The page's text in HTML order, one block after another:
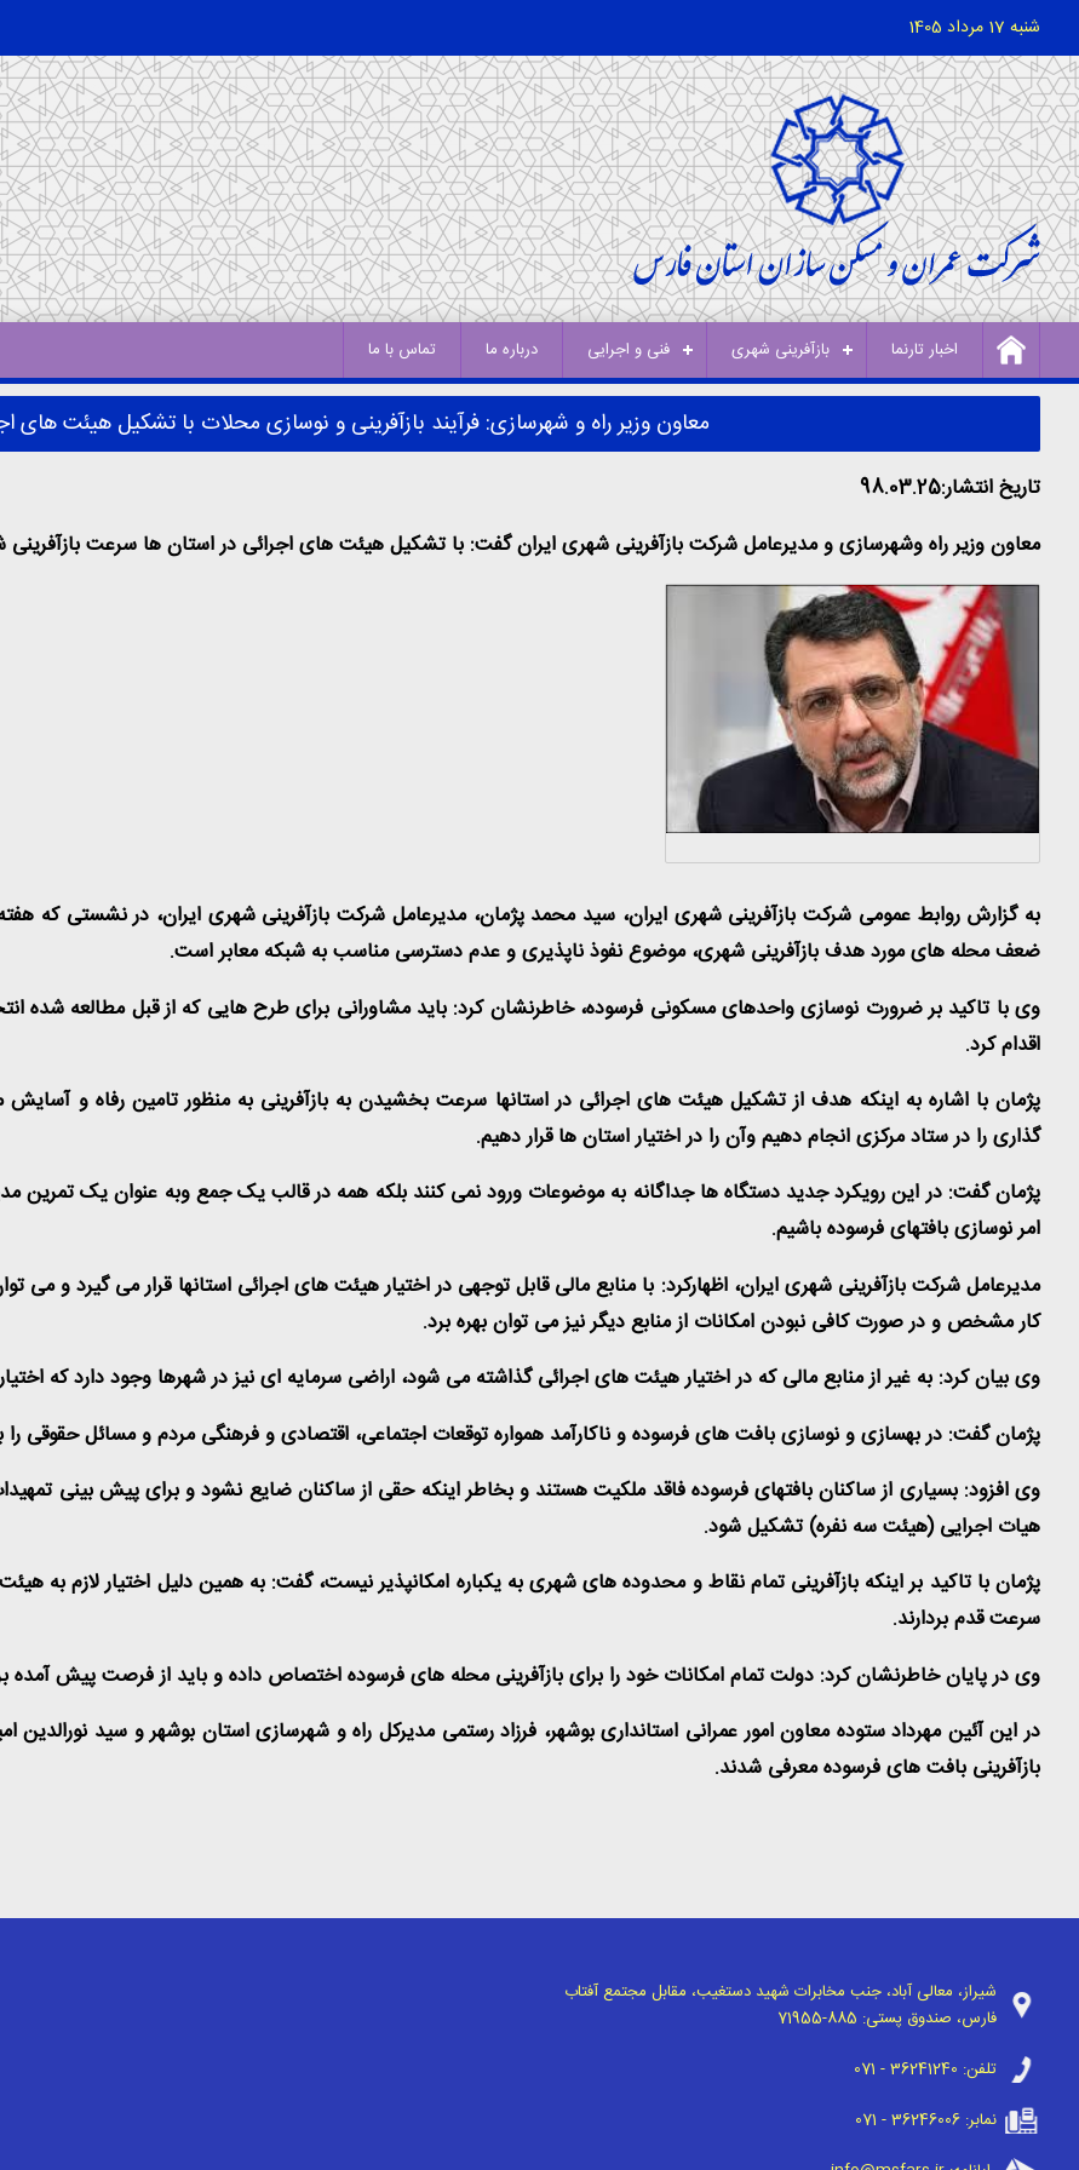
شنبه 17 مرداد 1405
اخبار تارنما بازآفرینی شهری فنی و اجرایی درباره ما تماس با ما
معاون وزیر راه و شهرسازی: فرآیند بازآفرینی و نوسازی محلات با تشکیل هیئت
تاریخ انتشار:98.03.25
معاون وزیر راه وشهرسازی و مدیرعامل شرکت بازآفرینی شهری ایران گفت: با تشکیل هیئت های اجرائی در استان ها سرعت
به گزارش روابط عمومی شرکت بازآفرینی شهری ایران، سید محمد پژمان، مدیرعامل شرکت بازآفرینی شهری ایران، در نشستی که هفته
ضعف محله های مورد هدف بازآفرینی شهری، موضوع نفوذ ناپذیری و عدم دسترسی مناسب به شبکه معابر است.
وی با تاکید بر ضرورت نوسازی واحدهای مسکونی فرسوده، خاطرنشان کرد: باید مشاورانی برای طرح هایی که از قبل مطالعه شده
اقدام کرد.
پژمان با اشاره به اینکه هدف از تشکیل هیئت های اجرائی در استانها سرعت بخشیدن به بازآفرینی به منظور تامین رفاه و
گذاری را در ستاد مرکزی انجام دهیم وآن را در اختیار استان ها قرار دهیم.
پژمان گفت: در این رویکرد جدید دستگاه ها جداگانه به موضوعات ورود نمی کنند بلکه همه در قالب یک جمع وبه عنوان یک
امر نوسازی بافتهای فرسوده باشیم.
مدیرعامل شرکت بازآفرینی شهری ایران، اظهارکرد: با منابع مالی قابل توجهی در اختیار هیئت های اجرائی استانها قرار می گیرد و می
کار مشخص و در صورت کافی نبودن امکانات از منابع دیگر نیز می توان بهره برد.
وی بیان کرد: به غیر از منابع مالی که در اختیار هیئت های اجرائی گذاشته می شود، اراضی سرمایه ای نیز در شهرها وجود دارد که
پژمان گفت: در بهسازی و نوسازی بافت های فرسوده و ناکارآمد همواره توقعات اجتماعی، اقتصادی و فرهنگی مردم و مسائل حقوقی
وی افزود: بسیاری از ساکنان بافتهای فرسوده فاقد ملکیت هستند و بخاطر اینکه حقی از ساکنان ضایع نشود و برای پیش بینی
هیات اجرایی (هیئت سه نفره) تشکیل شود.
پژمان با تاکید بر اینکه بازآفرینی تمام نقاط و محدوده های شهری به یکباره امکانپذیر نیست، گفت: به همین دلیل اختیار لازم به
سرعت قدم بردارند.
وی در پایان خاطرنشان کرد: دولت تمام امکانات خود را برای بازآفرینی محله های فرسوده اختصاص داده و باید از فرصت پیش آمده
در این آئین مهرداد ستوده معاون امور عمرانی استانداری بوشهر، فرزاد رستمی مدیرکل راه و شهرسازی استان بوشهر و سید
بازآفرینی بافت های فرسوده معرفی شدند.
شیراز، معالی آباد، جنب مخابرات شهید دستغیب، مقابل مجتمع آفتاب
فارس، صندوق پستی: 71955-885
تلفن: 071 - 36241240
نمابر: 071 - 36246006